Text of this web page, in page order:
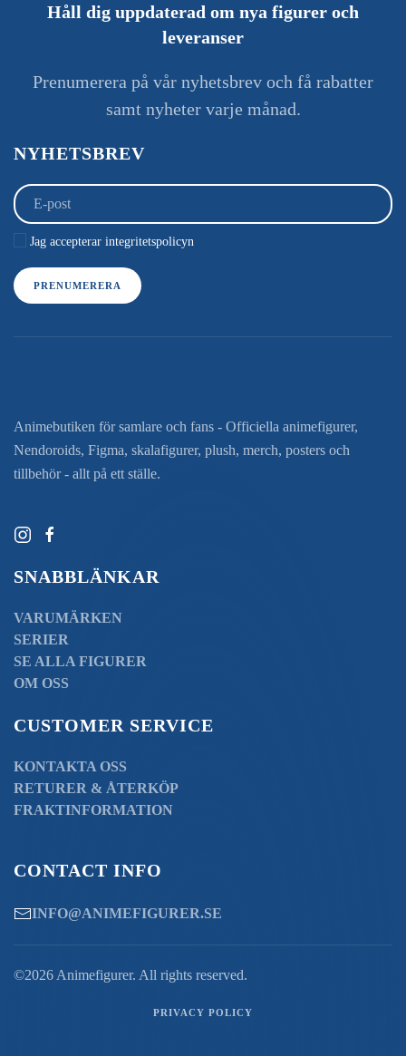
Håll dig uppdaterad om nya figurer och
leveranser
Prenumerera på vår nyhetsbrev och få rabatter
samt nyheter varje månad.
NYHETSBREV
Jag accepterar integritetspolicyn
PRENUMERERA
Animebutiken för samlare och fans - Officiella animefigurer,
Nendoroids, Figma, skalafigurer, plush, merch, posters och
tillbehör - allt på ett ställe.
SNABBLÄNKAR
VARUMÄRKEN
SERIER
SE ALLA FIGURER
OM OSS
CUSTOMER SERVICE
KONTAKTA OSS
RETURER & ÅTERKÖP
FRAKTINFORMATION
CONTACT INFO
INFO@ANIMEFIGURER.SE
©2026 Animefigurer. All rights reserved.
PRIVACY POLICY